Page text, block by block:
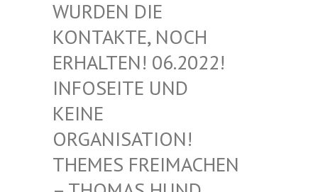
URDEN DIE K
ONTAKTE, NOCH E
RHALTEN! 06.2022! I
NFOSEITE UND K
EINE O
RGANISATION! T
HEMES FREIMACHEN –